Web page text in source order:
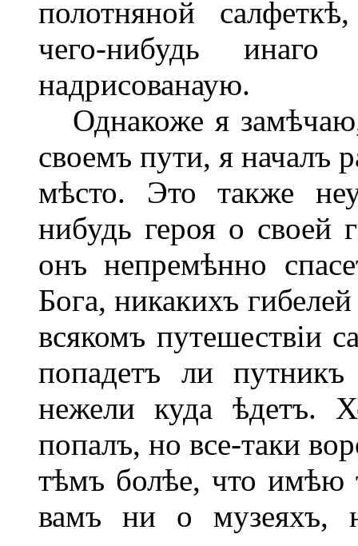
полотняной
чего-нибудь
надрисованаую.
Однакоже я замѣчаю,
своемъ пути, я началъ
мѣсто. Это также
нибудь героя о своей
онъ непремѣнно
Бога, никакихъ
всякомъ путешествіи
попадетъ ли
нежели куда ѣдетъ.
попалъ, но все-таки
тѣмъ болѣе, что имѣю
вамъ ни о музеяхъ,